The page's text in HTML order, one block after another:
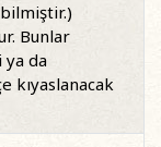
Bunlar
da
kıyaslanacak